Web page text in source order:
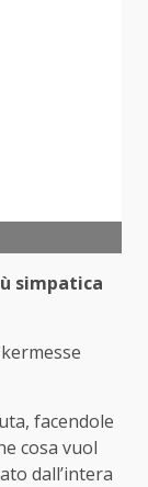
simpatica
facendole
cosa vuol
dall’intera